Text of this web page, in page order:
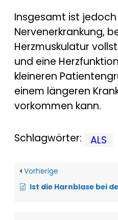
Insgesamt ist jedoch
Nervenerkrankung,
Herzmuskulatur
und eine
kleineren
einem längeren
vorkommen kann.
Schlagwörter: ALS
Vorherige
Ist die Harnblase bei